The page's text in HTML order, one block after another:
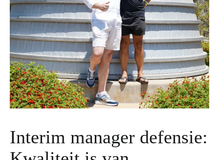
Interim manager defensie: